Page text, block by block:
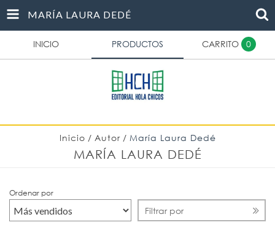
MARÍA LAURA DEDÉ
INICIO PRODUCTOS CARRITO 0
Inicio / Autor / María Laura Dedé
MARÍA LAURA DEDÉ
Ordenar por
Filtrar por